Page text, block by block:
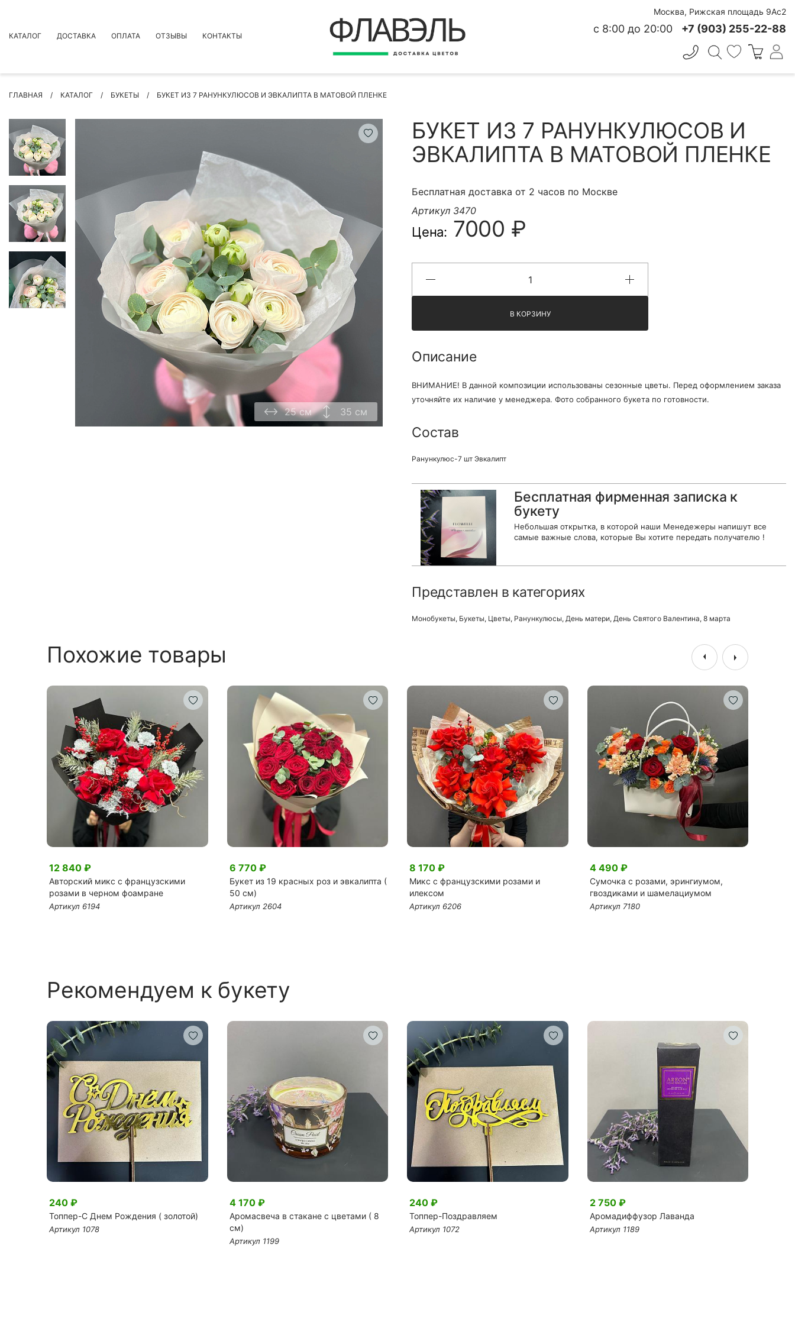
КАТАЛОГ
БУКЕТЫ
ЦВЕТЫ
ПОВОД
РОЗЫ
БУКЕТЫ НЕВЕСТЫ
ПОДАРКИ
КОМПОЗИЦИИ ЦВЕТОВ
СУХОЦВЕТЫ
ИНДИВИДУАЛЬНЫЙ ЗАКАЗ
ЦВЕТЫ ДЛЯ ПОХОРОН
КОНТАКТЫ
ДОСТАВКА ОПЛАТА ОТЗЫВЫ КОНТАКТЫ
Москва, Рижская площадь 9Ас2
с 8:00 до 20:00 +7 (903) 255-22-88
ГЛАВНАЯ КАТАЛОГ БУКЕТЫ БУКЕТ ИЗ 7 РАНУНКУЛЮСОВ И ЭВКАЛИПТА В МАТОВОЙ ПЛЕНКЕ
25 см 35 см
БУКЕТ ИЗ 7 РАНУНКУЛЮСОВ И
ЭВКАЛИПТА В МАТОВОЙ ПЛЕНКЕ
Бесплатная доставка от 2 часов по Москве
Артикул 3470
Цена: 7000 ₽
В КОРЗИНУ
Описание
ВНИМАНИЕ! В данной композиции использованы сезонные цветы. Перед оформлением заказа
уточняйте их наличие у менеджера. Фото собранного букета по готовности.
Состав
Ранункулюс-7 шт Эвкалипт
Бесплатная фирменная записка к
букету
Небольшая открытка, в которой наши Менедежеры напишут все
самые важные слова, которые Вы хотите передать получателю !
Представлен в категориях
Монобукеты, Букеты, Цветы, Ранункулюсы, День матери, День Святого Валентина, 8 марта
Похожие товары
12 840 ₽
Авторский микс с французскими
розами в черном фоамране
Артикул 6194
6 770 ₽
Букет из 19 красных роз и эвкалипта (
50 см)
Артикул 2604
8 170 ₽
Микс с французскими розами и
илексом
Артикул 6206
4 490 ₽
Сумочка с розами, эрингиумом,
гвоздиками и шамелациумом
Артикул 7180
Рекомендуем к букету
240 ₽
Топпер-С Днем Рождения ( золотой)
Артикул 1078
4 170 ₽
Аромасвеча в стакане с цветами ( 8
см)
Артикул 1199
240 ₽
Топпер-Поздравляем
Артикул 1072
2 750 ₽
Аромадиффузор Лаванда
Артикул 1189
ВЕРНУТЬСЯ
Быстрая покупка
КОНТАКТНЫЕ ДАННЫЕ
БЫСТРАЯ ПОКУПКА
Я принимаю Политику конфиденциальности и
Правила использования сайта ФЛАВЭЛЬ. Мы не
продаем ваши данные и храним их в безопасности